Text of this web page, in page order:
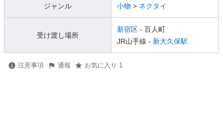
ジャンル 小物 > ネクタイ
受け渡し場所
新宿区 - 百人町
JR山手線 - 新大久保駅
注意事項 通報 お気に入り 1